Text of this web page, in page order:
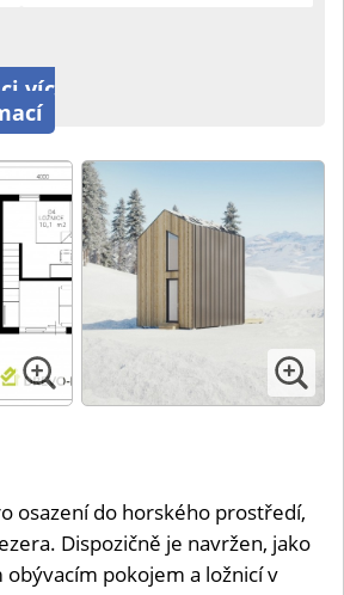
víc
osazení do horského prostředí,
Dispozičně je navržen, jako
pokojem a ložnicí v